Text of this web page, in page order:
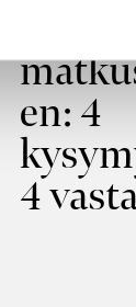
en: 4
4